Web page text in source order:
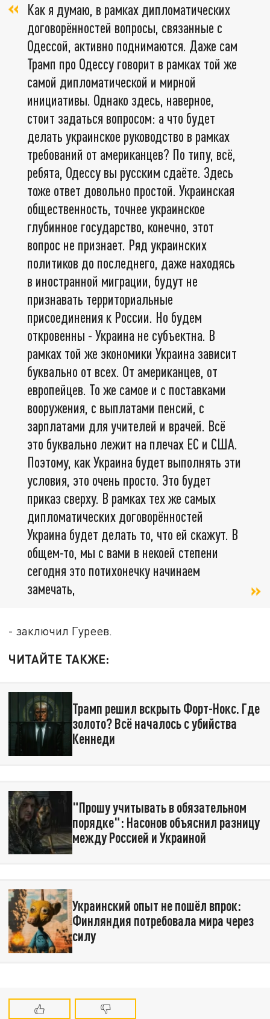
Как я думаю, в рамках дипломатических
договорённостей вопросы, связанные с
Одессой, активно поднимаются. Даже сам
Трамп про Одессу говорит в рамках той же
самой дипломатической и мирной
инициативы. Однако здесь, наверное,
стоит задаться вопросом: а что будет
делать украинское руководство в рамках
требований от американцев? По типу, всё,
ребята, Одессу вы русским сдаёте. Здесь
тоже ответ довольно простой. Украинская
общественность, точнее украинское
глубинное государство, конечно, этот
вопрос не признает. Ряд украинских
политиков до последнего, даже находясь
в иностранной миграции, будут не
признавать территориальные
присоединения к России. Но будем
откровенны - Украина не субъектна. В
рамках той же экономики Украина зависит
буквально от всех. От американцев, от
европейцев. То же самое и с поставками
вооружения, с выплатами пенсий, с
зарплатами для учителей и врачей. Всё
это буквально лежит на плечах ЕС и США.
Поэтому, как Украина будет выполнять эти
условия, это очень просто. Это будет
приказ сверху. В рамках тех же самых
дипломатических договорённостей
Украина будет делать то, что ей скажут. В
общем-то, мы с вами в некоей степени
сегодня это потихонечку начинаем
замечать,
- заключил Гуреев.
ЧИТАЙТЕ ТАКЖЕ:
Трамп решил вскрыть Форт-Нокс. Где
золото? Всё началось с убийства
Кеннеди
"Прошу учитывать в обязательном
порядке": Насонов объяснил разницу
между Россией и Украиной
Украинский опыт не пошёл впрок:
Финляндия потребовала мира через
силу